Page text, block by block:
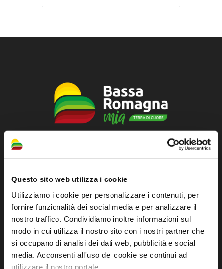
Questo sito web utilizza i cookie
Utilizziamo i cookie per personalizzare i contenuti, per
fornire funzionalità dei social media e per analizzare il
nostro traffico. Condividiamo inoltre informazioni sul
modo in cui utilizza il nostro sito con i nostri partner che
si occupano di analisi dei dati web, pubblicità e social
media. Acconsenti all'uso dei cookie se continui ad
utilizzare il nostro portale.
Sito ufficiale di informazione turistica
48012 Bagnacavallo (RA)
Tel. +39 0545 280898
turismo@unione.labassaromagna.it
P.IVA e Cod. Fiscale 02291370399